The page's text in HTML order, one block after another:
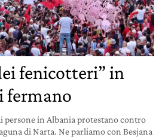
fenicotteri” in
fermano
persone in Albania protestano contro
di Narta. Ne parliamo con Besjana